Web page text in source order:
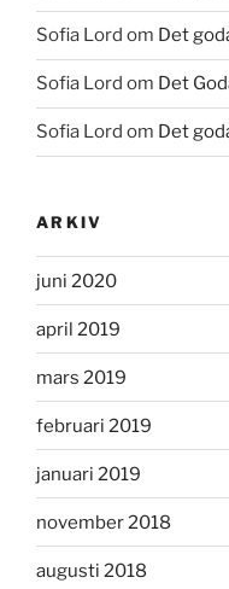
Sofia Lord om Det
Sofia Lord om Det
Sofia Lord om Det
ARKIV
juni 2020
april 2019
mars 2019
februari 2019
januari 2019
november 2018
augusti 2018